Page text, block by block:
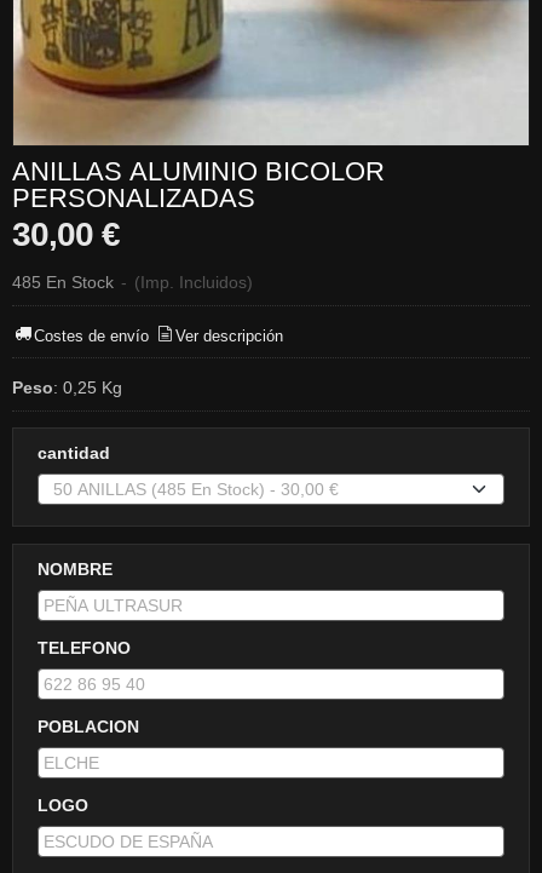
ANILLAS ALUMINIO BICOLOR
PERSONALIZADAS
30,00 €
485 En Stock - (Imp. Incluidos)
Costes de envío Ver descripción
Peso: 0,25 Kg
cantidad
NOMBRE
TELEFONO
POBLACION
LOGO